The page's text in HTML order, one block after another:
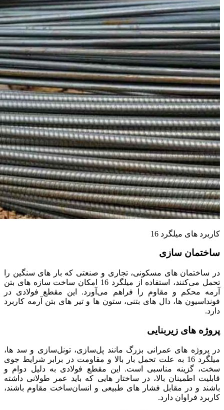
کاربرد های میلگرد 16
ساختمان‌ سازی
در ساختمان‌ های مسکونی، تجاری و صنعتی که بار های سنگین را
تحمل می‌کنند، استفاده از میلگرد 16 امکان ساخت سازه‌ های بتن
آرمه محکم و مقاوم را فراهم می‌آورد. این مقطع فولادی در
فونداسیون‌ ها، دال‌ های بتنی، ستون‌ ها و تیر های بتن آرمه کاربرد
دارد.
پروژه‌ های زیربنایی
در پروژه‌ های عمرانی بزرگ مانند پل‌سازی، تونل‌سازی و سد ها،
میلگرد 16 به علت تحمل بار بالا و مقاومت در برابر شرایط جوی
سخت، گزینه مناسبی است. این مقطع فولادی به دلیل دوام و
قابلیت اطمینان بالا، در ساختار هایی که باید عمر طولانی داشته
باشند و در مقابل فشار های طبیعی و انسان‌ساخت مقاوم باشند،
کاربرد فراوان دارد.